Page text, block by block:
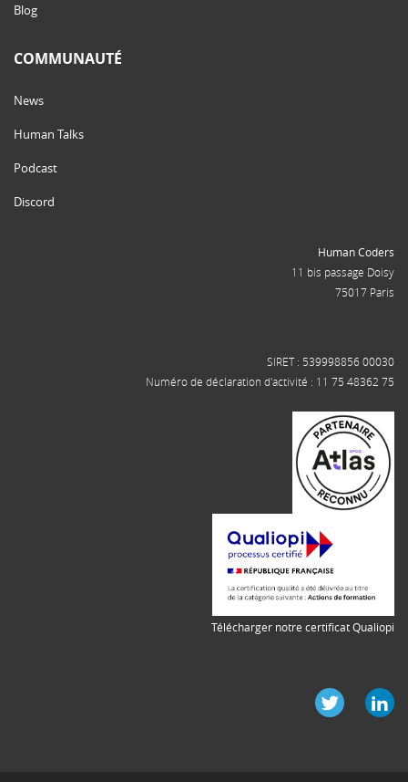
Blog
COMMUNAUTÉ
News
Human Talks
Podcast
Discord
Human Coders
11 bis passage Doisy
75017 Paris
SIRET : 539998856 00030
Numéro de déclaration d'activité : 11 75 48362 75
Télécharger notre certificat Qualiopi